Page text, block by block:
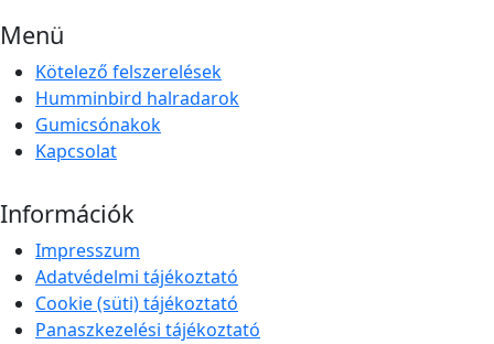
Menü
Kötelező felszerelések
Humminbird halradarok
Gumicsónakok
Kapcsolat
Információk
Impresszum
Adatvédelmi tájékoztató
Cookie (süti) tájékoztató
Panaszkezelési tájékoztató